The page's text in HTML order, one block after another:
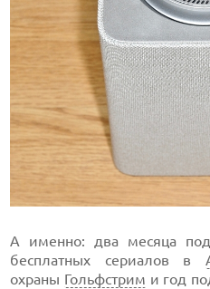
А именно: два месяца
бесплатных сериалов в
охраны Гольфстрим и год